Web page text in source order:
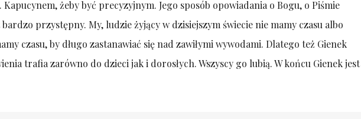
Kapucynem, żeby być precyzyjnym. Jego sposób opowiadania o Bogu, o Piśmie
przystępny. My, ludzie żyjący w dzisiejszym świecie nie mamy czasu albo
czasu, by długo zastanawiać się nad zawiłymi wywodami. Dlatego też Gienek
trafia zarówno do dzieci jak i dorosłych. Wszyscy go lubią. W końcu Gienek jest